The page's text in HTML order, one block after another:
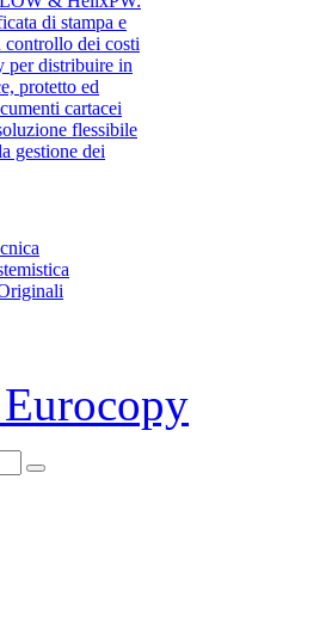
di stampa e
controllo dei costi
per distribuire in
protetto ed
cartacei
flessibile
gestione dei